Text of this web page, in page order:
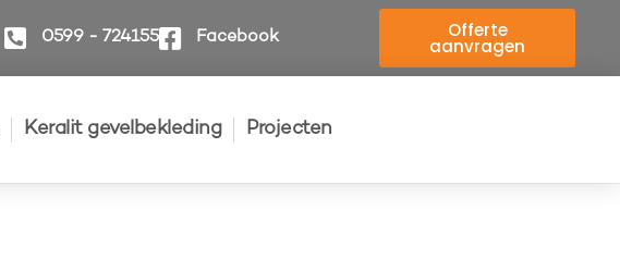
0599 - 724155 Facebook Offerte
aanvragen
Keralit gevelbekleding Projecten